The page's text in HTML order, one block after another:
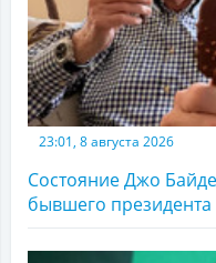
23:01, 8 августа 2026
Состояние Джо
бывшего президента